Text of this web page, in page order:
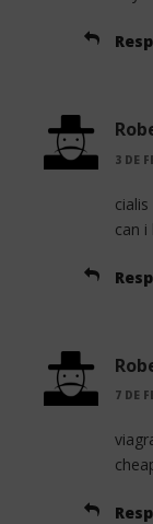
3 DE
can i
7 DE